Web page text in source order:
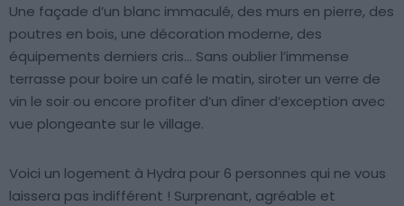
Une façade d’un blanc immaculé, des murs en pierre, des
poutres en bois, une décoration moderne, des
équipements derniers cris… Sans oublier l’immense
terrasse pour boire un café le matin, siroter un verre de
vin le soir ou encore profiter d’un dîner d’exception avec
vue plongeante sur le village.
Voici un logement à Hydra pour 6 personnes qui ne vous
laissera pas indifférent ! Surprenant, agréable et